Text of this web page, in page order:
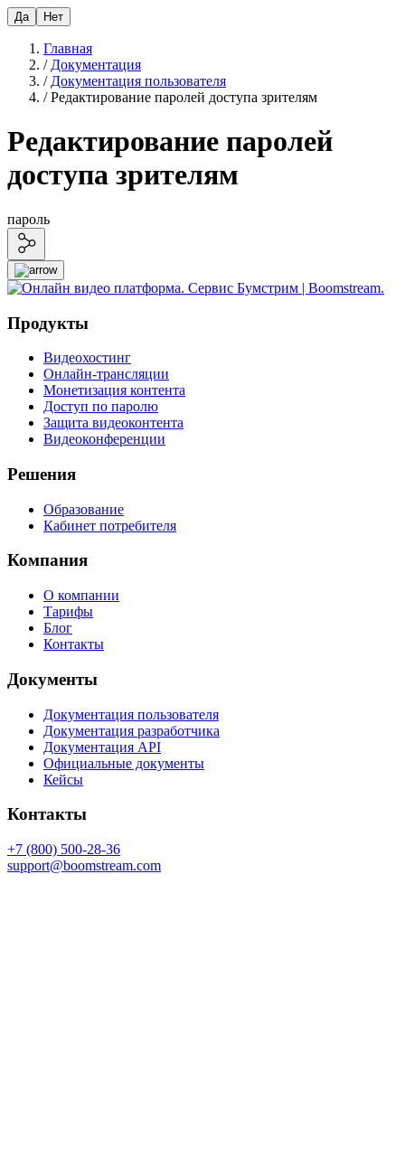
Да Нет
Главная
/ Документация
/ Документация пользователя
/Редактирование паролей доступа зрителям
Редактирование паролей
доступа зрителям
пароль
Продукты
Видеохостинг
Онлайн-трансляции
Монетизация контента
Доступ по паролю
Защита видеоконтента
Видеоконференции
Решения
Образование
Кабинет потребителя
Компания
О компании
Тарифы
Блог
Контакты
Документы
Документация пользователя
Документация разработчика
Документация API
Официальные документы
Кейсы
Контакты
+7 (800) 500-28-36
support@boomstream.com